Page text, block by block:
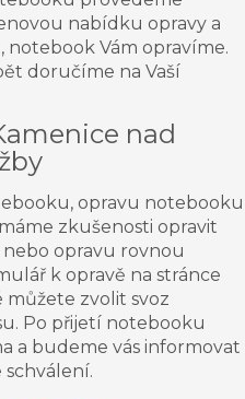
nabídku opravy a
Vám opravíme.
doručíme na Vaší
nad
opravu notebooku
zkušenosti opravit
opravu rovnou
k opravě na stránce
můžete zvolit svoz
Po přijetí notebooku
a budeme vás informovat
schválení.